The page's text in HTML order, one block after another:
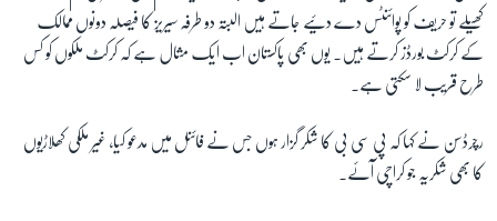
کھیلے تو حریف کو پوائنٹس دے دئیے جاتے ہیں البتہ دو طرفہ سیریز کا فیصلہ دونوں ممالک
کے کرکٹ بورڈز کرتے ہیں۔ یوں بھی پاکستان اب ایک مثال ہے کہ کرکٹ ملکوں کو کس
طرح قریب لا سکتی ہے۔
رچرڈسن نے کہا کہ پی سی بی کا شکر گزار ہوں جس نے فائنل میں مدعو کیا، غیر ملکی کھلاڑیوں
کا بھی شکریہ جو کراچی آئے۔